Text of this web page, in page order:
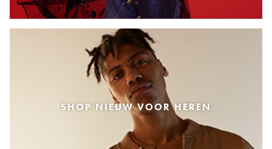
SHOP NIEUW VOOR HEREN